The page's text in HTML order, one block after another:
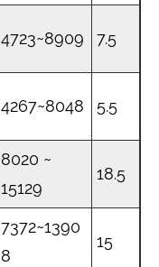
4723~8909 7.5
4267~8048 5.5
8020 ~
15129
18.5
7372~1390
8
15